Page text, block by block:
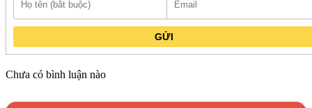
GỬI
Chưa có bình luận nào